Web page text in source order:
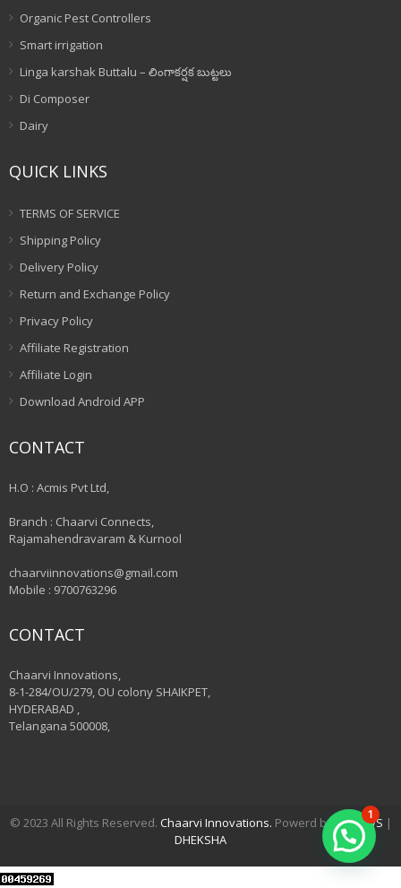
Organic Pest Controllers
Smart irrigation
Linga karshak Buttalu – లింగాకర్షక బుట్టలు
Di Composer
Dairy
QUICK LINKS
TERMS OF SERVICE
Shipping Policy
Delivery Policy
Return and Exchange Policy
Privacy Policy
Affiliate Registration
Affiliate Login
Download Android APP
CONTACT
H.O : Acmis Pvt Ltd,
Branch : Chaarvi Connects,
Rajamahendravaram & Kurnool
chaarviinnovations@gmail.com
Mobile : 9700763296
CONTACT
Chaarvi Innovations,
8-1-284/OU/279, OU colony SHAIKPET,
HYDERABAD ,
Telangana 500008,
© 2023 All Rights Reserved. Chaarvi Innovations. Powerd by VSHAWS |
DHEKSHA
1